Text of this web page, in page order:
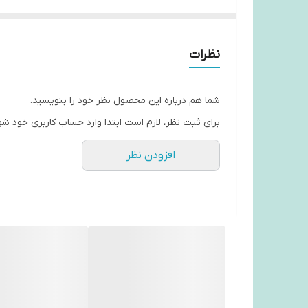
نظرات
شما هم درباره این محصول نظر خود را بنویسید.
برای ثبت نظر، لازم است ابتدا وارد حساب کاربری خود
افزودن نظر